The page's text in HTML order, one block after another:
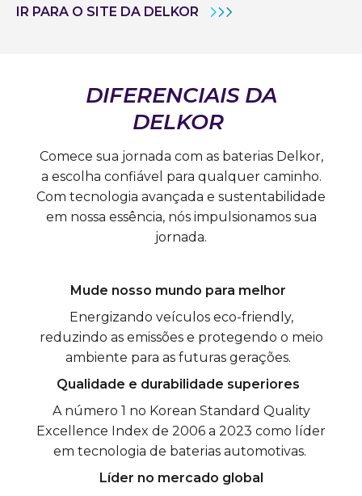
IR PARA O SITE DA DELKOR
DIFERENCIAIS DA
DELKOR
Comece sua jornada com as baterias Delkor,
a escolha confiável para qualquer caminho.
Com tecnologia avançada e sustentabilidade
em nossa essência, nós impulsionamos sua
jornada.
Mude nosso mundo para melhor
Energizando veículos eco-friendly,
reduzindo as emissões e protegendo o meio
ambiente para as futuras gerações.
Qualidade e durabilidade superiores
A número 1 no Korean Standard Quality
Excellence Index de 2006 a 2023 como líder
em tecnologia de baterias automotivas.
Líder no mercado global